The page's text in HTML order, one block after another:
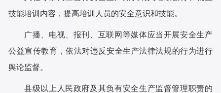
技能培训内容，提高培训人员的安全意识和技能。
广播、电视、报刊、互联网等媒体应当开展安全生产
公益宣传教育，依法对违反安全生产法律法规的行为进行
舆论监督。
县级以上人民政府及其负有安全生产监督管理职责的